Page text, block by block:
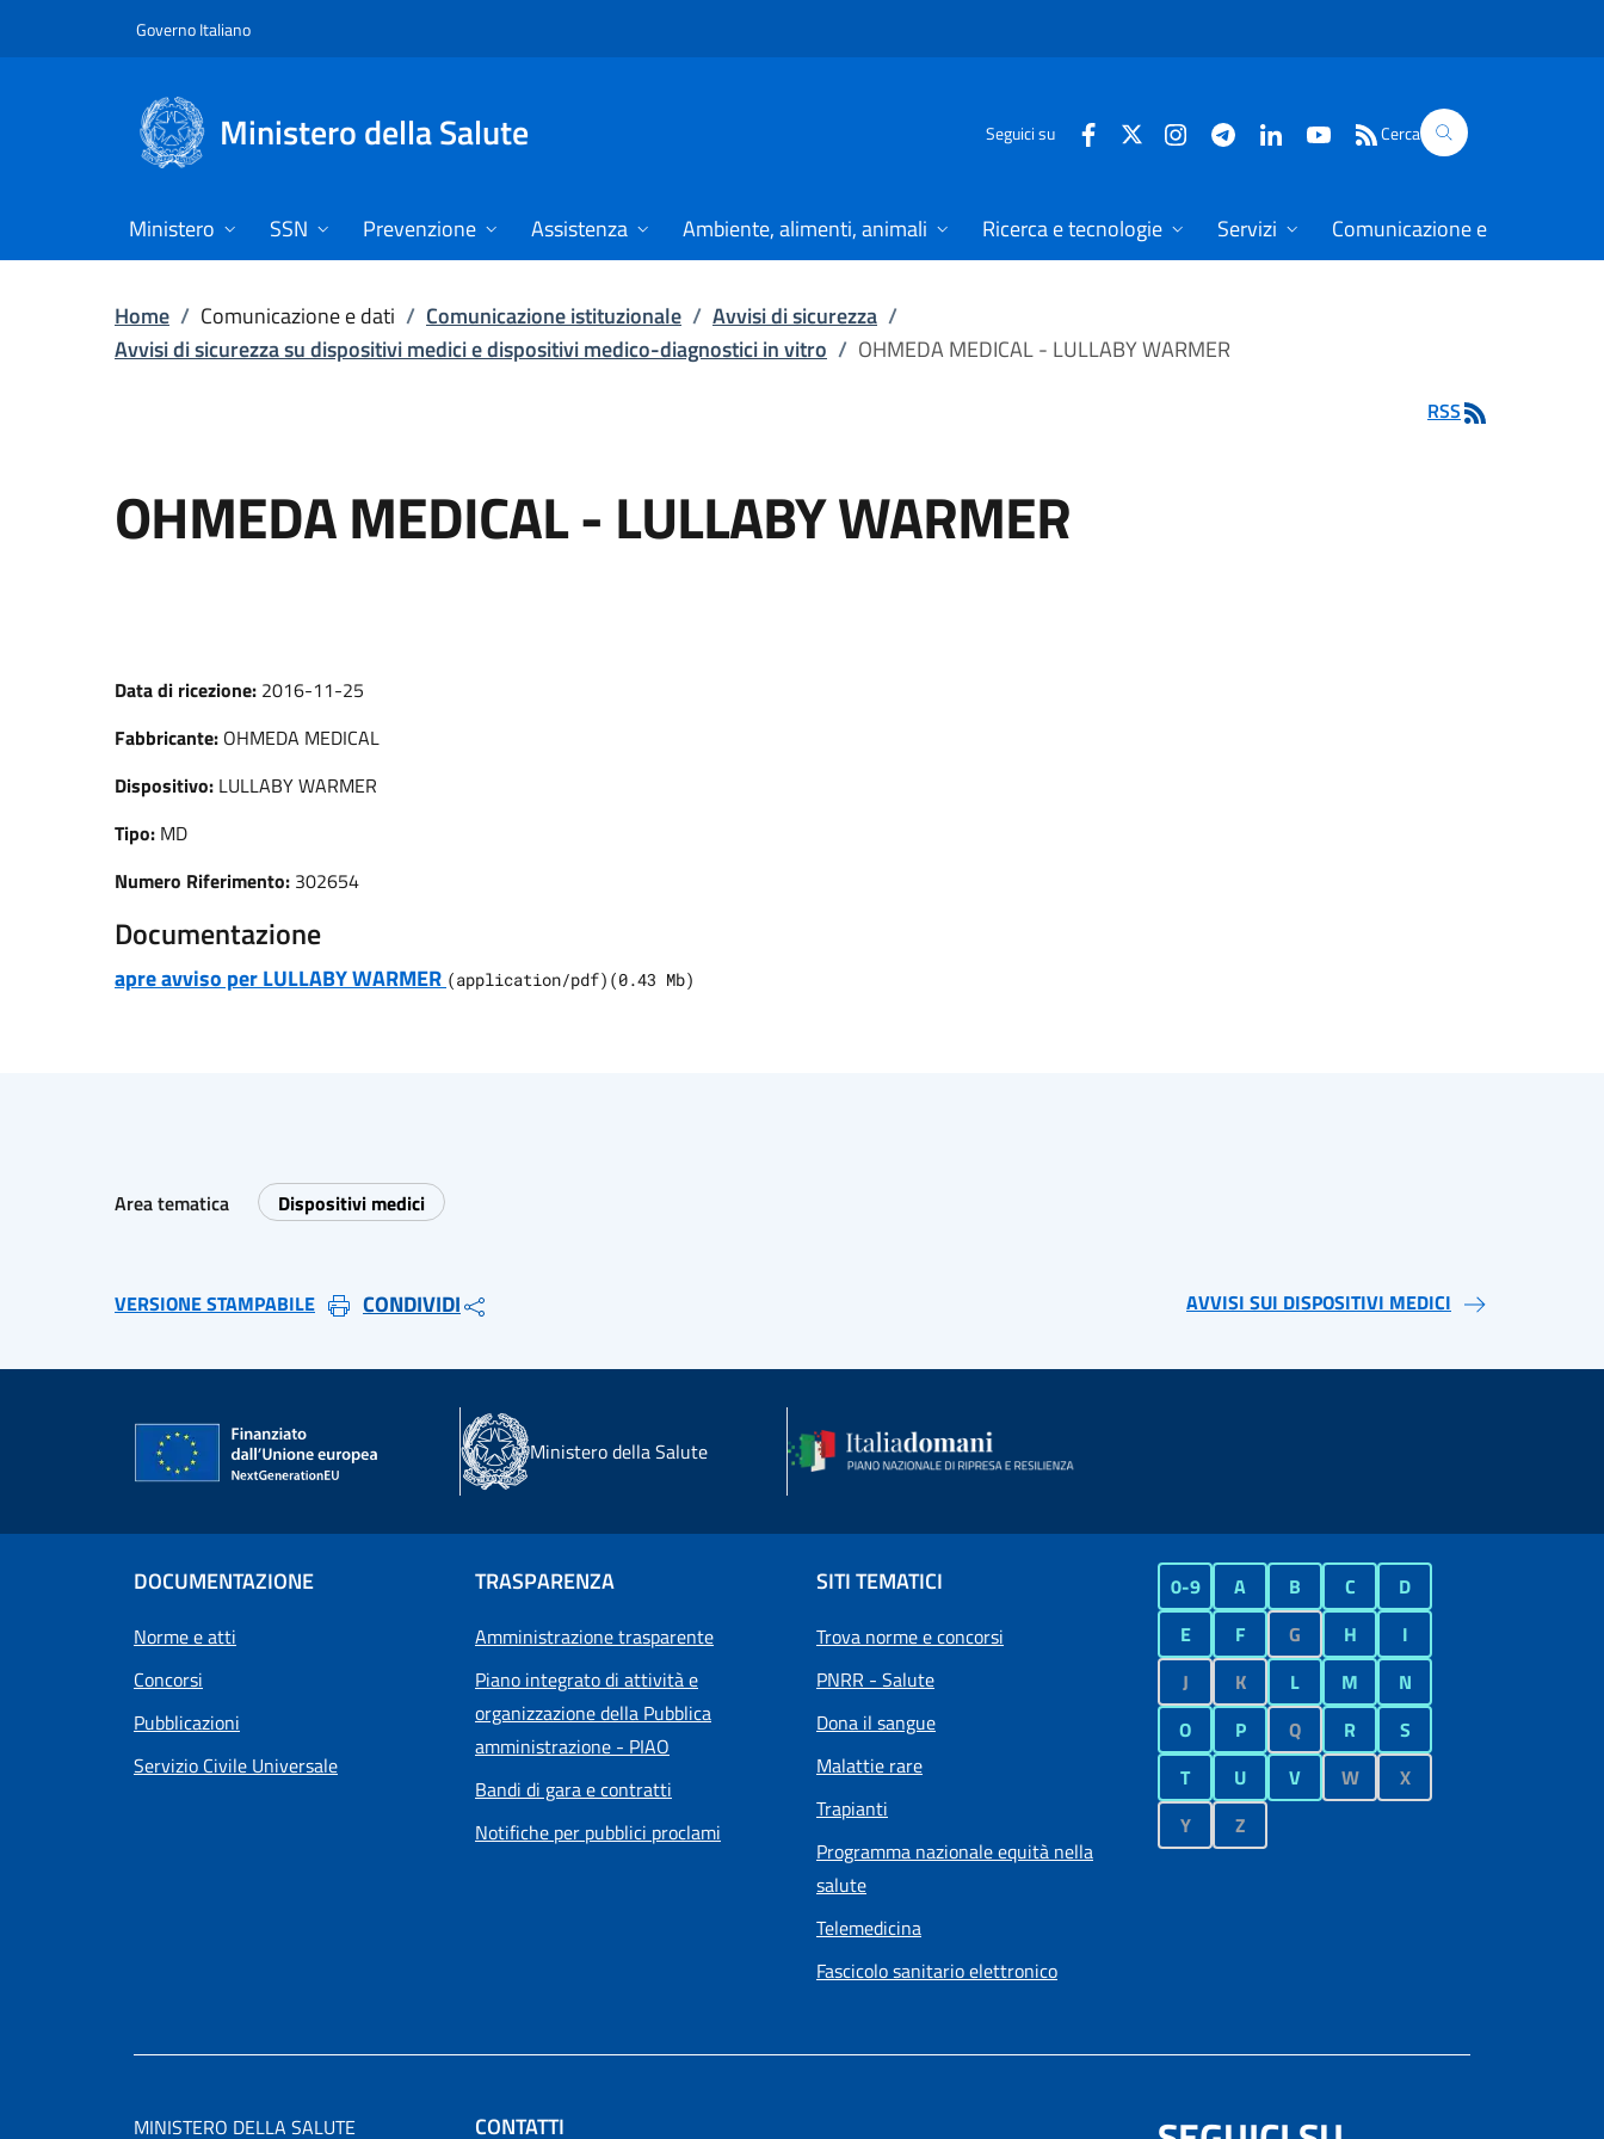
Governo Italiano
Ministero della Salute Seguici su Cerca
Ministero SSN Prevenzione Assistenza Ambiente, alimenti, animali Ricerca e tecnologie Servizi Comunicazione e dati
Home / Comunicazione e dati / Comunicazione istituzionale / Avvisi di sicurezza /
Avvisi di sicurezza su dispositivi medici e dispositivi medico-diagnostici in vitro / OHMEDA MEDICAL - LULLABY WARMER
RSS
OHMEDA MEDICAL - LULLABY WARMER
Data di ricezione: 2016-11-25
Fabbricante: OHMEDA MEDICAL
Dispositivo: LULLABY WARMER
Tipo: MD
Numero Riferimento: 302654
Documentazione
apre avviso per LULLABY WARMER (application/pdf) (0.43 Mb)
Area tematica Dispositivi medici
VERSIONE STAMPABILE CONDIVIDI AVVISI SUI DISPOSITIVI MEDICI
Ministero della Salute
DOCUMENTAZIONE
Norme e atti
Concorsi
Pubblicazioni
Servizio Civile Universale
TRASPARENZA
Amministrazione trasparente
Piano integrato di attività e
organizzazione della Pubblica
amministrazione - PIAO
Bandi di gara e contratti
Notifiche per pubblici proclami
SITI TEMATICI
Trova norme e concorsi
PNRR - Salute
Dona il sangue
Malattie rare
Trapianti
Programma nazionale equità nella
salute
Telemedicina
Fascicolo sanitario elettronico
0-9 A B C
D
E
F G H
I
J
K L M
N
O
P Q R
S
T
U V W
X
Y
Z
MINISTERO DELLA SALUTE CONTATTI